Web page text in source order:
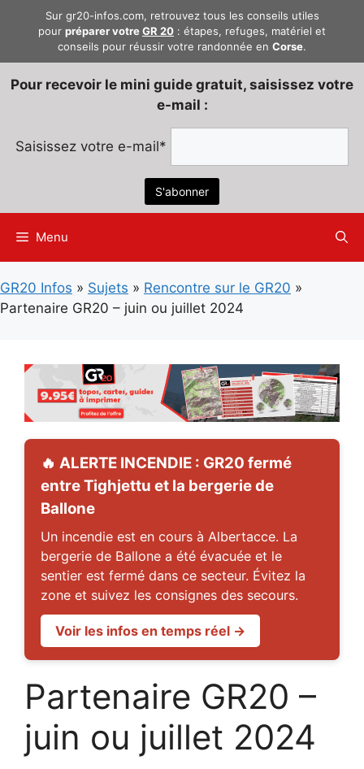
Sur gr20-infos.com, retrouvez tous les conseils utiles
pour préparer votreGR 20 : étapes, refuges, matériel et
conseils pour réussir votre randonnée en Corse.
Pour recevoir le mini guide gratuit, saisissez votre
e-mail :
Saisissez votre e-mail*
Menu
GR20 Infos » Sujets » Rencontre sur le GR20 »
Partenaire GR20 – juin ou juillet 2024
🔥 ALERTE INCENDIE : GR20 fermé
entre Tighjettu et la bergerie de
Ballone
Un incendie est en cours à Albertacce. La
bergerie de Ballone a été évacuée et le
sentier est fermé dans ce secteur. Évitez la
zone et suivez les consignes des secours.
Voir les infos en temps réel →
Partenaire GR20 –
juin ou juillet 2024